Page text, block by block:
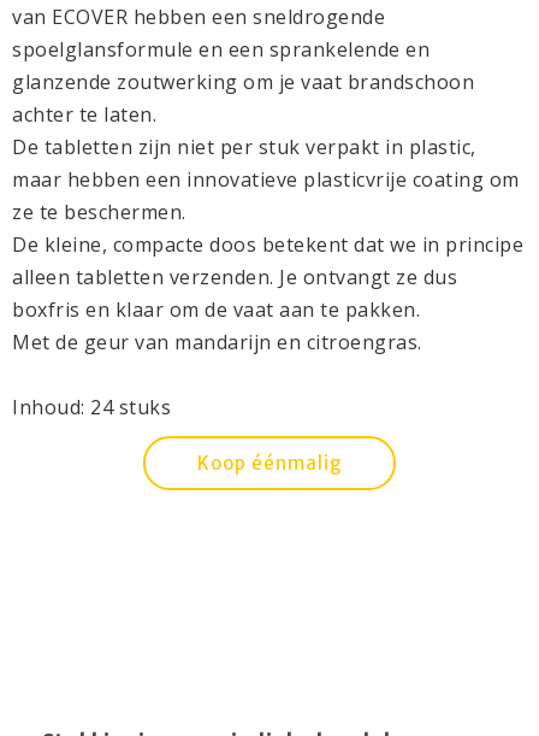
van ECOVER hebben een sneldrogende
spoelglansformule en een sprankelende en
glanzende zoutwerking om je vaat brandschoon
achter te laten.
De tabletten zijn niet per stuk verpakt in plastic,
maar hebben een innovatieve plasticvrije coating om
ze te beschermen.
De kleine, compacte doos betekent dat we in principe
alleen tabletten verzenden. Je ontvangt ze dus
boxfris en klaar om de vaat aan te pakken.
Met de geur van mandarijn en citroengras.
Inhoud: 24 stuks
Koop éénmalig